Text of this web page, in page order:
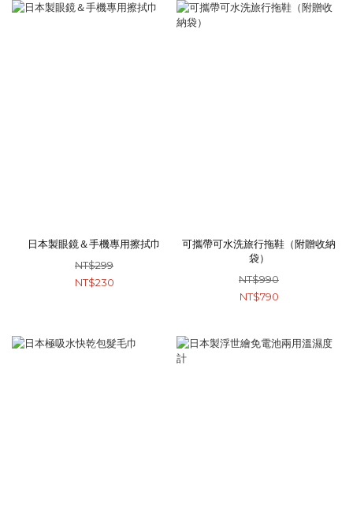
日本製眼鏡＆手機專用擦拭巾
NT$299
NT$230
可攜帶可水洗旅行拖鞋（附贈收納
袋）
NT$990
NT$790